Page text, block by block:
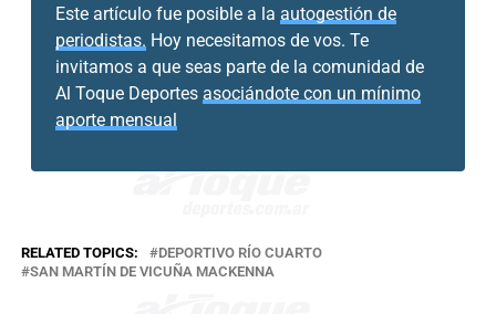
Este artículo fue posible a la autogestión de
periodistas. Hoy necesitamos de vos. Te
invitamos a que seas parte de la comunidad de
Al Toque Deportes asociándote con un mínimo
aporte mensual
RELATED TOPICS:
DEPORTIVO RÍO CUARTO
SAN MARTÍN DE VICUÑA MACKENNA